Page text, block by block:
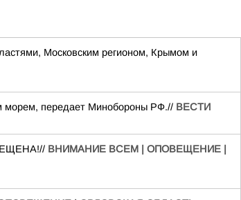
Московским регионом, Крымом и
морем, передает Минобороны РФ.// ВЕСТИ
ВНИМАНИЕ ВСЕМ | ОПОВЕЩЕНИЕ |